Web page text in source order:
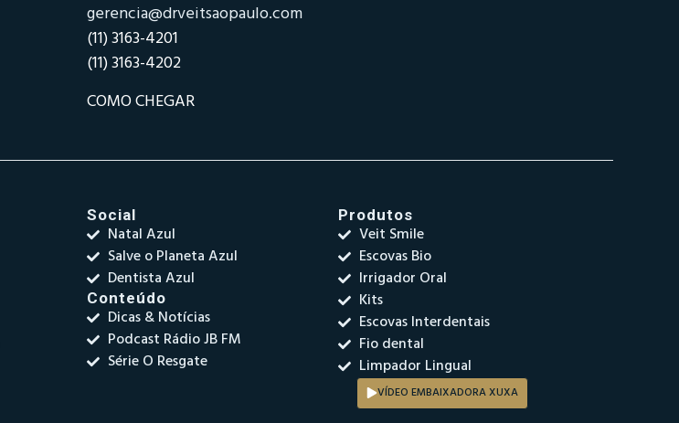
gerencia@drveitsaopaulo.com
(11) 3163-4201
(11) 3163-4202
COMO CHEGAR
Social
Natal Azul
Salve o Planeta Azul
Dentista Azul
Conteúdo
Dicas & Notícias
Podcast Rádio JB FM
Série O Resgate
Produtos
Veit Smile
Escovas Bio
Irrigador Oral
Kits
Escovas Interdentais
Fio dental
Limpador Lingual
VÍDEO EMBAIXADORA XUXA